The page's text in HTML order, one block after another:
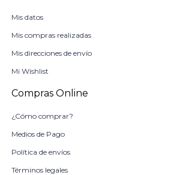
Mis datos
Mis compras realizadas
Mis direcciones de envío
Mi Wishlist
Compras Online
¿Cómo comprar?
Medios de Pago
Política de envíos
Términos legales